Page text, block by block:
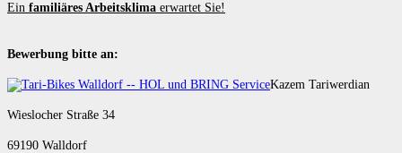
Ein familiäres Arbeitsklima erwartet Sie!
Bewerbung bitte an:
Kazem Tariwerdian
Wieslocher Straße 34
69190 Walldorf